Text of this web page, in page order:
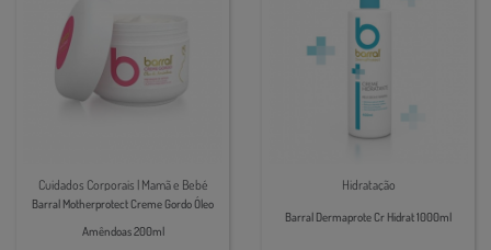
Cuidados Corporais | Mamã e Bebé
Barral Motherprotect Creme Gordo Óleo
Amêndoas 200ml
Hidratação
Barral Dermaprote Cr Hidrat 1000ml